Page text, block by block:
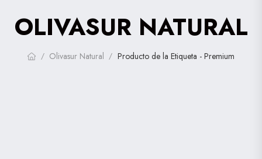
OLIVASUR NATURAL
/ Olivasur Natural / Producto de la Etiqueta - Premium